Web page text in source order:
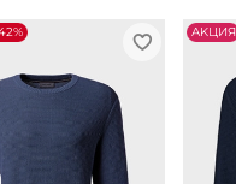
АKЦИЯ